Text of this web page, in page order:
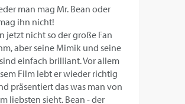
man mag Mr. Bean oder
ihn nicht!
jetzt nicht so der große Fan
aber seine Mimik und seine
einfach brilliant. Vor allem
Film lebt er wieder richtig
präsentiert das was man von
liebsten sieht. Bean - der